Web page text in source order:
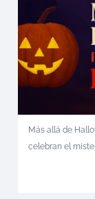
Más allá de
celebran el